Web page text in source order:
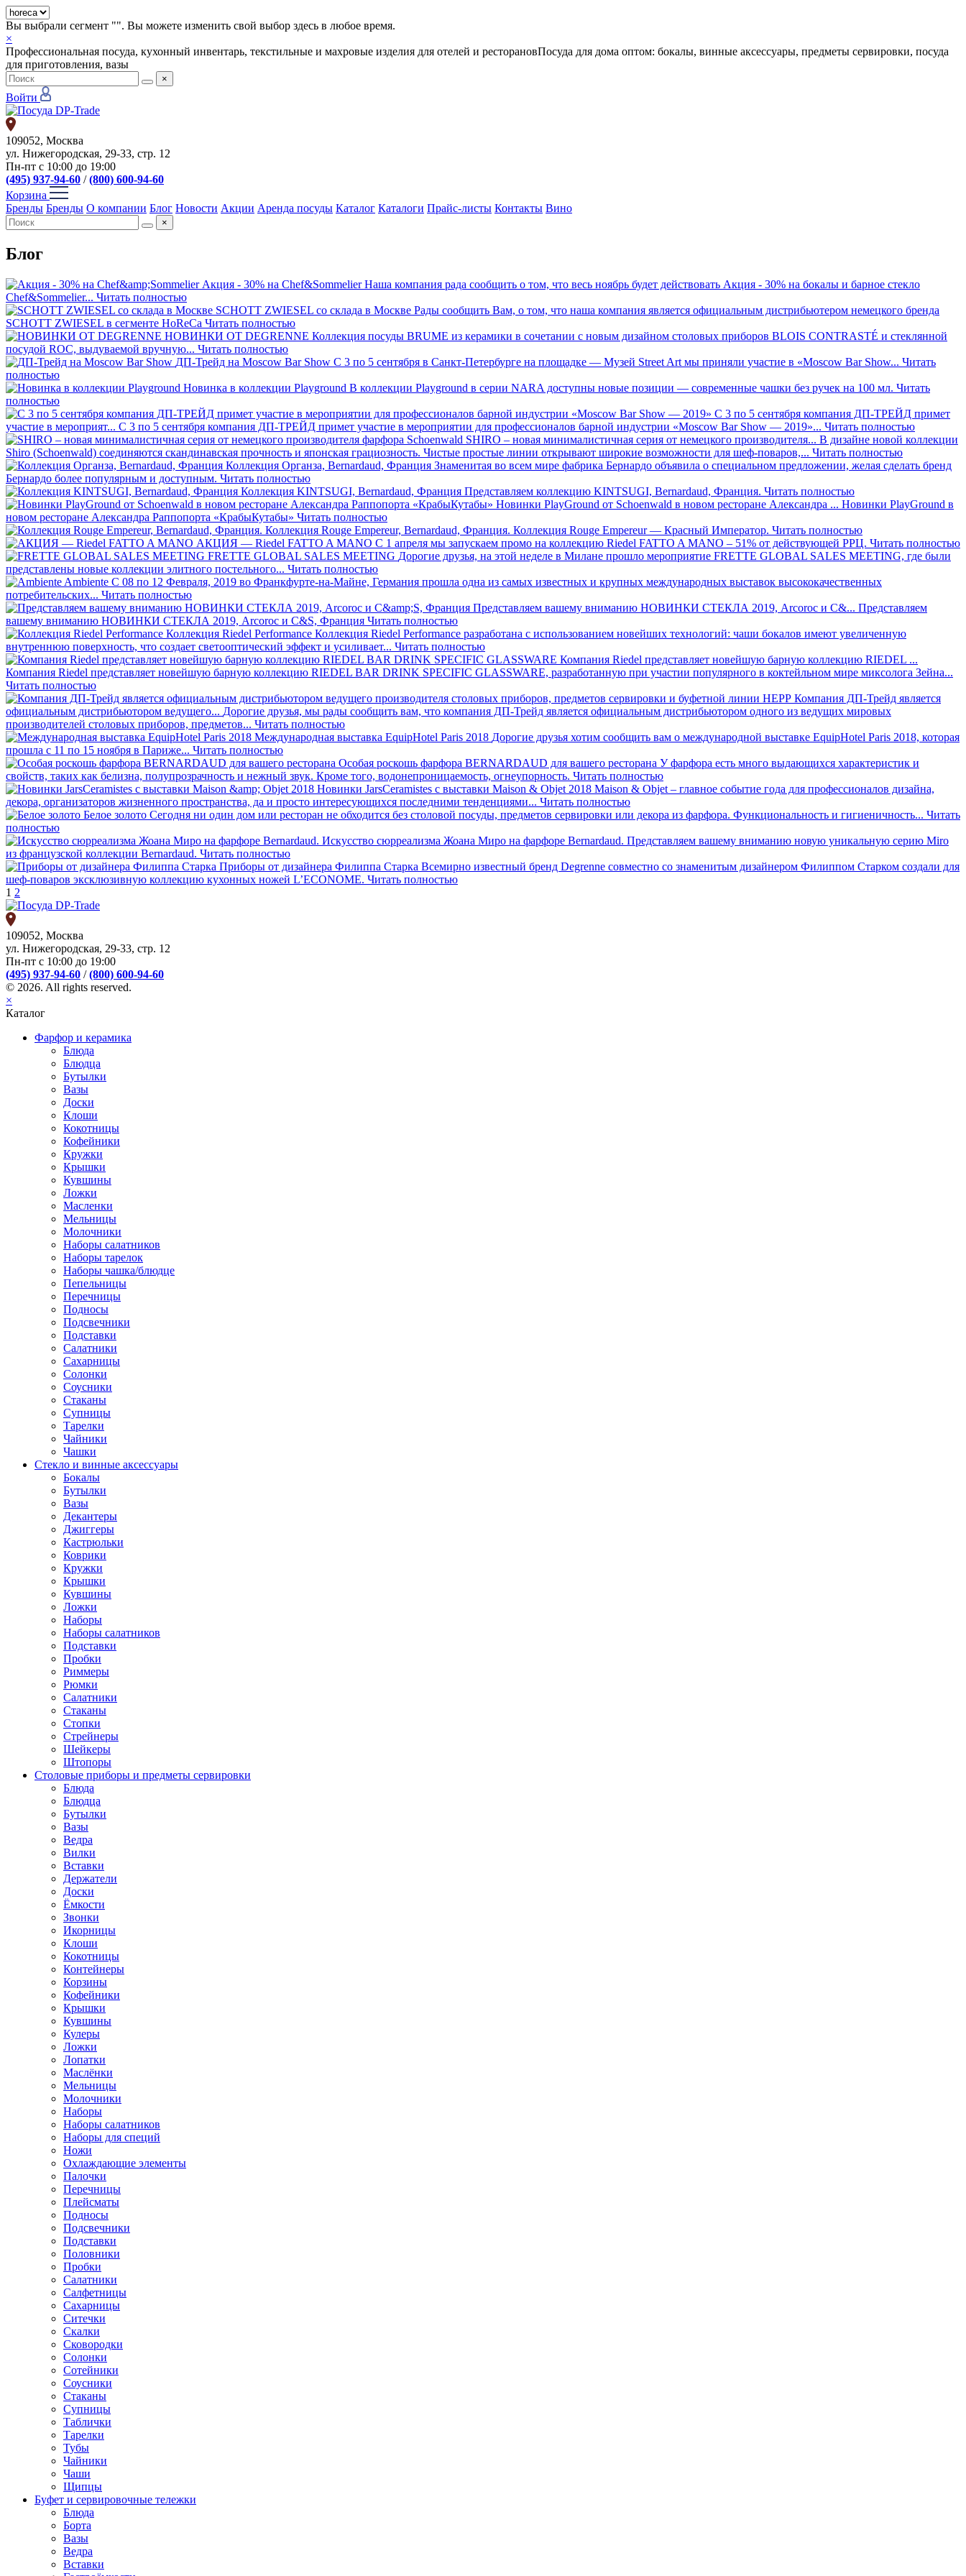
Вы выбрали сегмент "". Вы можете изменить свой выбор здесь в любое время.
×
Профессиональная посуда, кухонный инвентарь, текстильные и махровые изделия для отелей и ресторановПосуда для дома оптом: бокалы, винные аксессуары, предметы сервировки, посуда
для приготовления, вазы
×
Войти
109052, Москва
ул. Нижегородская, 29-33, стр. 12
Пн-пт с 10:00 до 19:00
(495) 937-94-60 /(800) 600-94-60
Корзина
Бренды Бренды О компании Блог Новости Акции Аренда посуды Каталог Каталоги Прайс-листы Контакты Вино
×
Блог
Акция - 30% на Chef&Sommelier Наша компания рада сообщить о том, что весь ноябрь будет действовать Акция - 30% на бокалы и барное стекло
Chef&Sommelier... Читать полностью
SCHOTT ZWIESEL со склада в Москве Рады сообщить Вам, о том, что наша компания является официальным дистрибьютером немецкого бренда
SCHOTT ZWIESEL в сегменте HoReCa Читать полностью
НОВИНКИ ОТ DEGRENNE Коллекция посуды BRUME из керамики в сочетании с новым дизайном столовых приборов BLOIS CONTRASTÉ и стеклянной
посудой ROC, выдуваемой вручную... Читать полностью
ДП-Трейд на Moscow Bar Show С 3 по 5 сентября в Санкт-Петербурге на площадке — Музей Street Art мы приняли участие в «Moscow Bar Show... Читать
полностью
Новинка в коллекции Playground В коллекции Playground в серии NARA доступны новые позиции — современные чашки без ручек на 100 мл. Читать
полностью
С 3 по 5 сентября компания ДП-ТРЕЙД примет
участие в мероприят... С 3 по 5 сентября компания ДП-ТРЕЙД примет участие в мероприятии для профессионалов барной индустрии «Moscow Bar Show — 2019»... Читать полностью
SHIRO – новая минималистичная серия от немецкого производителя... В дизайне новой коллекции
Shiro (Schoenwald) соединяются скандинавская прочность и японская грациозность. Чистые простые линии открывают широкие возможности для шеф-поваров,... Читать полностью
Коллекция Органза, Bernardaud, Франция Знаменитая во всем мире фабрика Бернардо объявила о специальном предложении, желая сделать бренд
Бернардо более популярным и доступным. Читать полностью
Коллекция KINTSUGI, Bernardaud, Франция Представляем коллекцию KINTSUGI, Bernardaud, Франция. Читать полностью
Новинки PlayGround от Schoenwald в новом ресторане Александра ... Новинки PlayGround в
новом ресторане Александра Раппопорта «КрабыКутабы» Читать полностью
Коллекция Rouge Empereur, Bernardaud, Франция. Коллекция Rouge Empereur — Красный Император. Читать полностью
АКЦИЯ — Riedel FATTO A MANO C 1 апреля мы запускаем промо на коллекцию Riedel FATTO A MANO – 51% от действующей РРЦ. Читать полностью
FRETTE GLOBAL SALES MEETING Дорогие друзья, на этой неделе в Милане прошло мероприятие FRETTE GLOBAL SALES MEETING, где были
представлены новые коллекции элитного постельного... Читать полностью
Ambiente С 08 по 12 Февраля, 2019 во Франкфурте-на-Майне, Германия прошла одна из самых известных и крупных международных выставок высококачественных
потребительских... Читать полностью
Представляем вашему вниманию НОВИНКИ СТЕКЛА 2019, Arcoroc и C&... Представляем
вашему вниманию НОВИНКИ СТЕКЛА 2019, Arcoroc и C&S, Франция Читать полностью
Коллекция Riedel Performance Коллекция Riedel Performance разработана с использованием новейших технологий: чаши бокалов имеют увеличенную
внутреннюю поверхность, что создает светооптический эффект и усиливает... Читать полностью
Компания Riedel представляет новейшую барную коллекцию RIEDEL ...
Компания Riedel представляет новейшую барную коллекцию RIEDEL BAR DRINK SPECIFIC GLASSWARE, разработанную при участии популярного в коктейльном мире миксолога Зейна...
Читать полностью
Компания ДП-Трейд является
официальным дистрибьютором ведущего... Дорогие друзья, мы рады сообщить вам, что компания ДП-Трейд является официальным дистрибьютором одного из ведущих мировых
производителей столовых приборов, предметов... Читать полностью
Международная выставка EquipHotel Paris 2018 Дорогие друзья хотим сообщить вам о международной выставке EquipHotel Paris 2018, которая
прошла с 11 по 15 ноября в Париже... Читать полностью
Особая роскошь фарфора BERNARDAUD для вашего ресторана У фарфора есть много выдающихся характеристик и
свойств, таких как белизна, полупрозрачность и нежный звук. Кроме того, водонепроницаемость, огнеупорность. Читать полностью
Новинки JarsCeramistes с выставки Maison & Objet 2018 Maison & Objet – главное событие года для профессионалов дизайна,
декора, организаторов жизненного пространства, да и просто интересующихся последними тенденциями... Читать полностью
Белое золото Сегодня ни один дом или ресторан не обходится без столовой посуды, предметов сервировки или декора из фарфора. Функциональность и гигиеничность... Читать
полностью
Искусство сюрреализма Жоана Миро на фарфоре Bernardaud. Представляем вашему вниманию новую уникальную серию Miro
из французской коллекции Bernardaud. Читать полностью
Приборы от дизайнера Филиппа Старка Всемирно известный бренд Degrenne совместно со знаменитым дизайнером Филиппом Старком создали для
шеф-поваров эксклюзивную коллекцию кухонных ножей L’ECONOME. Читать полностью
1 2
109052, Москва
ул. Нижегородская, 29-33, стр. 12
Пн-пт с 10:00 до 19:00
(495) 937-94-60 /(800) 600-94-60
© 2026. All rights reserved.
×
Каталог
Фарфор и керамика
Блюда
Блюдца
Бутылки
Вазы
Доски
Клоши
Кокотницы
Кофейники
Кружки
Крышки
Кувшины
Ложки
Масленки
Мельницы
Молочники
Наборы салатников
Наборы тарелок
Наборы чашка/блюдце
Пепельницы
Перечницы
Подносы
Подсвечники
Подставки
Салатники
Сахарницы
Солонки
Соусники
Стаканы
Супницы
Тарелки
Чайники
Чашки
Стекло и винные аксессуары
Бокалы
Бутылки
Вазы
Декантеры
Джиггеры
Кастрюльки
Коврики
Кружки
Крышки
Кувшины
Ложки
Наборы
Наборы салатников
Подставки
Пробки
Риммеры
Рюмки
Салатники
Стаканы
Стопки
Стрейнеры
Шейкеры
Штопоры
Столовые приборы и предметы сервировки
Блюда
Блюдца
Бутылки
Вазы
Ведра
Вилки
Вставки
Держатели
Доски
Ёмкости
Звонки
Икорницы
Клоши
Кокотницы
Контейнеры
Корзины
Кофейники
Крышки
Кувшины
Кулеры
Ложки
Лопатки
Маслёнки
Мельницы
Молочники
Наборы
Наборы салатников
Наборы для специй
Ножи
Охлаждающие элементы
Палочки
Перечницы
Плейсматы
Подносы
Подсвечники
Подставки
Половники
Пробки
Салатники
Салфетницы
Сахарницы
Ситечки
Скалки
Сковородки
Солонки
Сотейники
Соусники
Стаканы
Супницы
Таблички
Тарелки
Тубы
Чайники
Чаши
Щипцы
Буфет и сервировочные тележки
Блюда
Борта
Вазы
Ведра
Вставки